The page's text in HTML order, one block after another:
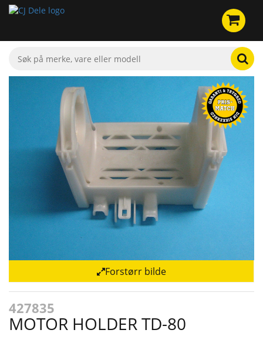
Forstørr bilde
427835
MOTOR HOLDER TD-80